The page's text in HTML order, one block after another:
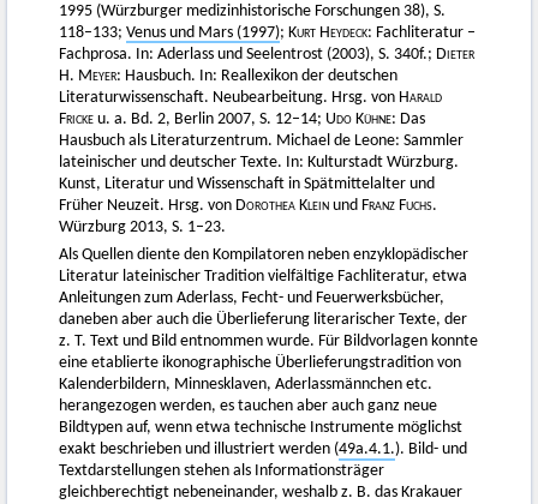
1995 (Würzburger medizinhistorische Forschungen 38), S.
118–133;Venus und Mars (1997);Kurt Heydeck: Fachliteratur –
Fachprosa. In: Aderlass und Seelentrost (2003), S. 340f.; Dieter
H. Meyer: Hausbuch. In: Reallexikon der deutschen
Literaturwissenschaft. Neubearbeitung. Hrsg. von Harald
Fricke u. a. Bd. 2, Berlin 2007, S. 12–14; Udo Kühne: Das
Hausbuch als Literaturzentrum. Michael de Leone: Sammler
lateinischer und deutscher Texte. In: Kulturstadt Würzburg.
Kunst, Literatur und Wissenschaft in Spätmittelalter und
Früher Neuzeit. Hrsg. von Dorothea Klein und Franz Fuchs.
Würzburg 2013, S. 1–23.
Als Quellen diente den Kompilatoren neben enzyklopädischer
Literatur lateinischer Tradition vielfältige Fachliteratur, etwa
Anleitungen zum Aderlass, Fecht- und Feuerwerksbücher,
daneben aber auch die Überlieferung literarischer Texte, der
z. T. Text und Bild entnommen wurde. Für Bildvorlagen konnte
eine etablierte ikonographische Überlieferungstradition von
Kalenderbildern, Minnesklaven, Aderlassmännchen etc.
herangezogen werden, es tauchen aber auch ganz neue
Bildtypen auf, wenn etwa technische Instrumente möglichst
exakt beschrieben und illustriert werden (49a.4.1.). Bild- und
Textdarstellungen stehen als Informationsträger
gleichberechtigt nebeneinander, weshalb z. B. das Krakauer